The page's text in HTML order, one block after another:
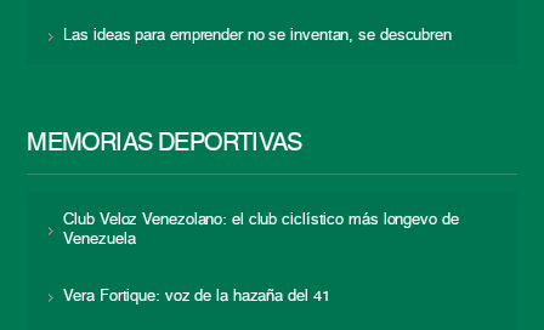
Las ideas para emprender no se inventan, se descubren
MEMORIAS DEPORTIVAS
Club Veloz Venezolano: el club ciclístico más longevo de
Venezuela
Vera Fortique: voz de la hazaña del 41